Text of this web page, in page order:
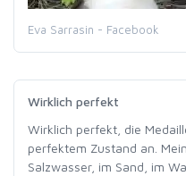
Eva Sarrasin - Facebook
Wirklich perfekt
Wirklich perfekt, die
perfektem Zustand an.
Salzwasser, im Sand, im